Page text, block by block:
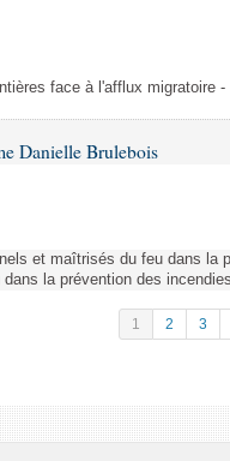
face à l'afflux migratoire
Danielle Brulebois
et maîtrisés du feu dans la
la prévention des
1 2 3